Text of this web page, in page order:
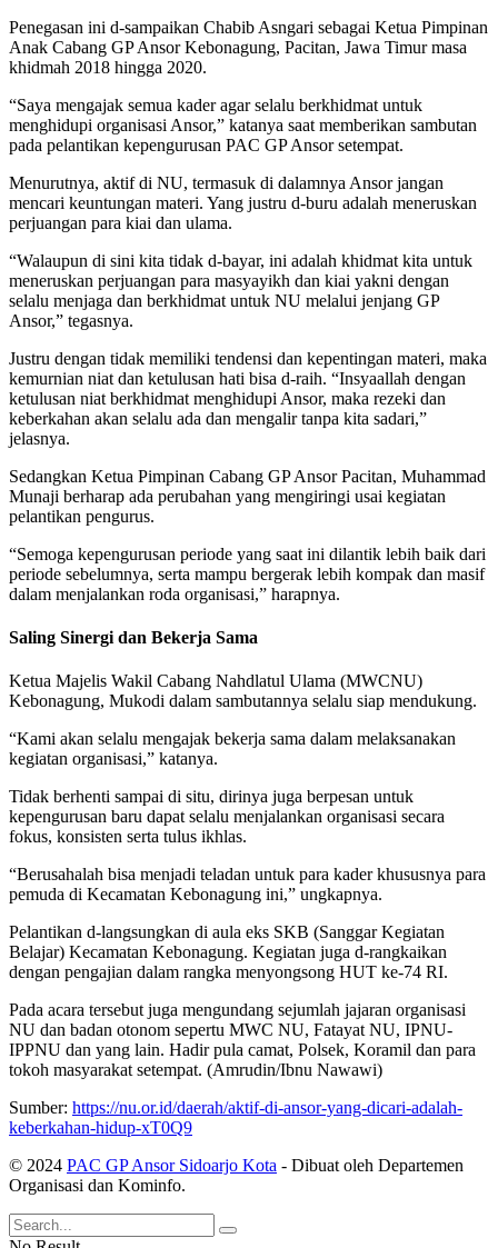
Penegasan ini d-sampaikan Chabib Asngari sebagai Ketua Pimpinan
Anak Cabang GP Ansor Kebonagung, Pacitan, Jawa Timur masa
khidmah 2018 hingga 2020.
“Saya mengajak semua kader agar selalu berkhidmat untuk
menghidupi organisasi Ansor,” katanya saat memberikan sambutan
pada pelantikan kepengurusan PAC GP Ansor setempat.
Menurutnya, aktif di NU, termasuk di dalamnya Ansor jangan
mencari keuntungan materi. Yang justru d-buru adalah meneruskan
perjuangan para kiai dan ulama.
“Walaupun di sini kita tidak d-bayar, ini adalah khidmat kita untuk
meneruskan perjuangan para masyayikh dan kiai yakni dengan
selalu menjaga dan berkhidmat untuk NU melalui jenjang GP
Ansor,” tegasnya.
Justru dengan tidak memiliki tendensi dan kepentingan materi, maka
kemurnian niat dan ketulusan hati bisa d-raih. “Insyaallah dengan
ketulusan niat berkhidmat menghidupi Ansor, maka rezeki dan
keberkahan akan selalu ada dan mengalir tanpa kita sadari,”
jelasnya.
Sedangkan Ketua Pimpinan Cabang GP Ansor Pacitan, Muhammad
Munaji berharap ada perubahan yang mengiringi usai kegiatan
pelantikan pengurus.
“Semoga kepengurusan periode yang saat ini dilantik lebih baik dari
periode sebelumnya, serta mampu bergerak lebih kompak dan masif
dalam menjalankan roda organisasi,” harapnya.
Saling Sinergi dan Bekerja Sama
Ketua Majelis Wakil Cabang Nahdlatul Ulama (MWCNU)
Kebonagung, Mukodi dalam sambutannya selalu siap mendukung.
“Kami akan selalu mengajak bekerja sama dalam melaksanakan
kegiatan organisasi,” katanya.
Tidak berhenti sampai di situ, dirinya juga berpesan untuk
kepengurusan baru dapat selalu menjalankan organisasi secara
fokus, konsisten serta tulus ikhlas.
“Berusahalah bisa menjadi teladan untuk para kader khususnya para
pemuda di Kecamatan Kebonagung ini,” ungkapnya.
Pelantikan d-langsungkan di aula eks SKB (Sanggar Kegiatan
Belajar) Kecamatan Kebonagung. Kegiatan juga d-rangkaikan
dengan pengajian dalam rangka menyongsong HUT ke-74 RI.
Pada acara tersebut juga mengundang sejumlah jajaran organisasi
NU dan badan otonom sepertu MWC NU, Fatayat NU, IPNU-
IPPNU dan yang lain. Hadir pula camat, Polsek, Koramil dan para
tokoh masyarakat setempat. (Amrudin/Ibnu Nawawi)
Sumber: https://nu.or.id/daerah/aktif-di-ansor-yang-dicari-adalah-
keberkahan-hidup-xT0Q9
© 2024 PAC GP Ansor Sidoarjo Kota - Dibuat oleh Departemen
Organisasi dan Kominfo.